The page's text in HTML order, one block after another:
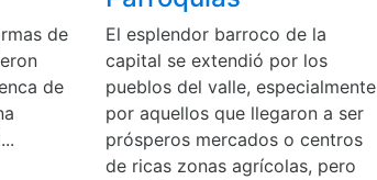
de
de
El esplendor barroco de la
capital se extendió por los
pueblos del valle, especialmente
por aquellos que llegaron a ser
prósperos mercados o centros
de ricas zonas agrícolas, pero